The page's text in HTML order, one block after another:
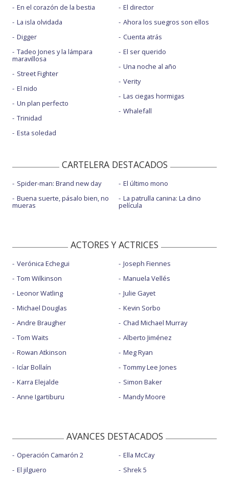
En el corazón de la bestia
La isla olvidada
Digger
Tadeo Jones y la lámpara
maravillosa
Street Fighter
El nido
Un plan perfecto
Trinidad
Esta soledad
El director
Ahora los suegros son ellos
Cuenta atrás
El ser querido
Una noche al año
Verity
Las ciegas hormigas
Whalefall
CARTELERA DESTACADOS
Spider-man: Brand new day
Buena suerte, pásalo bien, no
mueras
El último mono
La patrulla canina: La dino
película
ACTORES Y ACTRICES
Verónica Echegui
Tom Wilkinson
Leonor Watling
Michael Douglas
Andre Braugher
Tom Waits
Rowan Atkinson
Icíar Bollaín
Karra Elejalde
Anne Igartiburu
Joseph Fiennes
Manuela Vellés
Julie Gayet
Kevin Sorbo
Chad Michael Murray
Alberto Jiménez
Meg Ryan
Tommy Lee Jones
Simon Baker
Mandy Moore
AVANCES DESTACADOS
Operación Camarón 2
El jilguero
Ella McCay
Shrek 5